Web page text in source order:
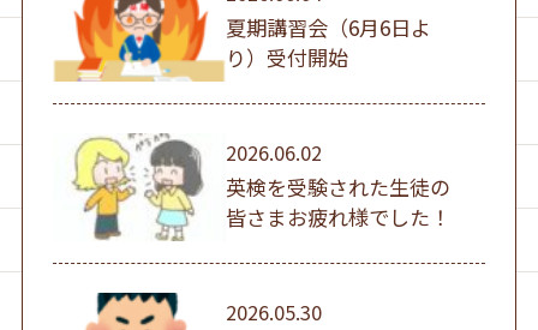
夏期講習会（6月6日よ
り）受付開始
2026.06.02
英検を受験された生徒の
皆さまお疲れ様でした！
2026.05.30